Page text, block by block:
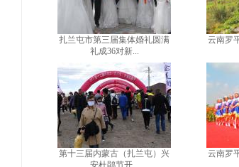
扎兰屯市第三届集体婚礼圆满
礼成36对新...
第十三届内蒙古（扎兰屯）兴
安杜鹃节开...
云南罗
云南罗